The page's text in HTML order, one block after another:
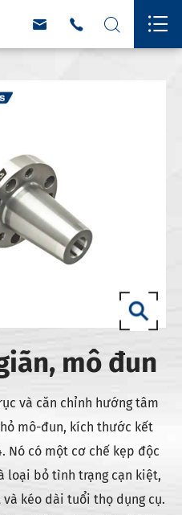
   
mô đun
và căn chỉnh hướng tâm
mô-đun, kích thước kết
Nó có một cơ chế kẹp độc
loại bỏ tình trạng cạn kiệt,
kéo dài tuổi thọ dụng cụ.